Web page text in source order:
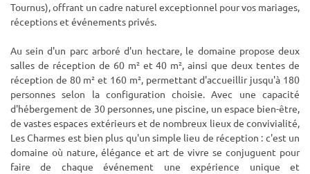
Tournus), offrant un cadre naturel exceptionnel pour vos mariages,
réceptions et événements privés.
Au sein d'un parc arboré d'un hectare, le domaine propose deux
salles de réception de 60 m² et 40 m², ainsi que deux tentes de
réception de 80 m² et 160 m², permettant d'accueillir jusqu'à 180
personnes selon la configuration choisie. Avec une capacité
d'hébergement de 30 personnes, une piscine, un espace bien-être,
de vastes espaces extérieurs et de nombreux lieux de convivialité,
Les Charmes est bien plus qu'un simple lieu de réception : c'est un
domaine où nature, élégance et art de vivre se conjuguent pour
faire de chaque événement une expérience unique et